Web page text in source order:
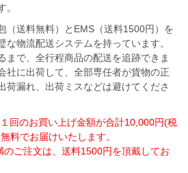
。
（送料無料）とEMS（送料1500円）を
な物流配送システムを持っています。
まで、全行程商品の配送を追跡できま
社に出荷して、全部専任者が貨物の正
荷漏れ、出荷ミスなどは避けてくださ
回のお買い上げ金額が合計10,000円(税
料でお届けいたします。
ご注文は、送料1500円を頂戴してお